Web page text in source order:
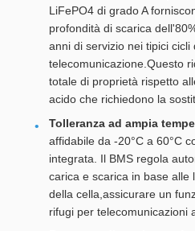
LiFePO4 di grado A
profondità di scarica
anni di servizio nei tipici cicli
telecomunicazione.Questo
totale di proprietà rispetto
acido che richiedono la
Tolleranza ad ampia
affidabile da -20°C a 60°C
integrata. Il BMS regola
carica e scarica in base alle
della cella,assicurare un
rifugi per telecomunicazioni